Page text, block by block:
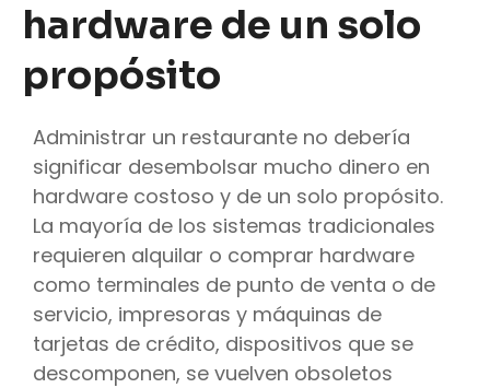
hardware de un solo
propósito
Administrar un restaurante no debería
significar desembolsar mucho dinero en
hardware costoso y de un solo propósito.
La mayoría de los sistemas tradicionales
requieren alquilar o comprar hardware
como terminales de punto de venta o de
servicio, impresoras y máquinas de
tarjetas de crédito, dispositivos que se
descomponen, se vuelven obsoletos